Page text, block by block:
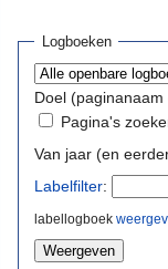
Logboeken
Doel
Pagina's
Van jaar (en
Labelfilter:
labellogboek